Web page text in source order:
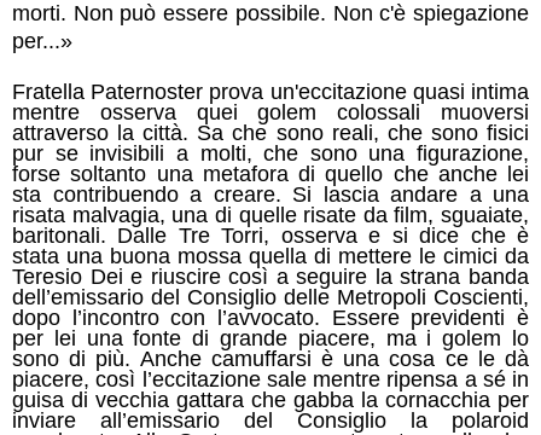
morti. Non può essere possibile. Non c'è spiegazione
per...»
Fratella Paternoster prova un'eccitazione quasi intima
mentre osserva quei golem colossali muoversi
attraverso la città. Sa che sono reali, che sono fisici
pur se invisibili a molti, che sono una figurazione,
forse soltanto una metafora di quello che anche lei
sta contribuendo a creare. Si lascia andare a una
risata malvagia, una di quelle risate da film, sguaiate,
baritonali. Dalle Tre Torri, osserva e si dice che è
stata una buona mossa quella di mettere le cimici da
Teresio Dei e riuscire così a seguire la strana banda
dell’emissario del Consiglio delle Metropoli Coscienti,
dopo l’incontro con l’avvocato. Essere previdenti è
per lei una fonte di grande piacere, ma i golem lo
sono di più. Anche camuffarsi è una cosa ce le dà
piacere, così l’eccitazione sale mentre ripensa a sé in
guisa di vecchia gattara che gabba la cornacchia per
inviare all’emissario del Consiglio la polaroid